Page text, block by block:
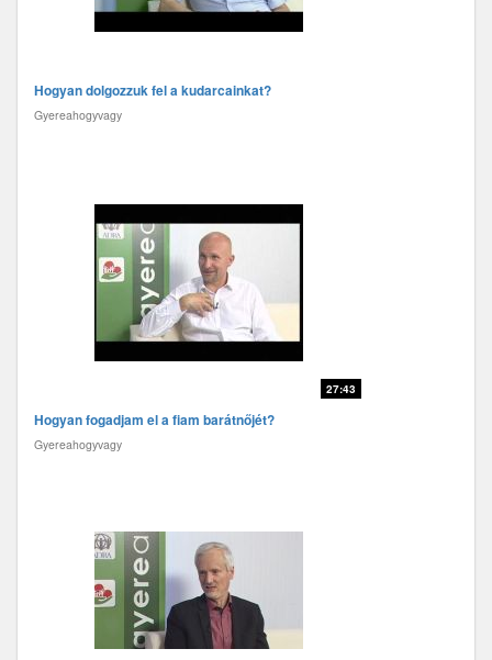
Hogyan dolgozzuk fel a kudarcainkat?
Gyereahogyvagy
27:43
Hogyan fogadjam el a fiam barátnőjét?
Gyereahogyvagy